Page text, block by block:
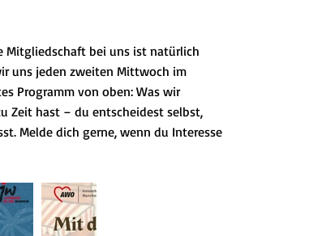
Mitgliedschaft bei uns ist natürlich
uns jeden zweiten Mittwoch im
Programm von oben: Was wir
Zeit hast – du entscheidest selbst,
Melde dich gerne, wenn du Interesse